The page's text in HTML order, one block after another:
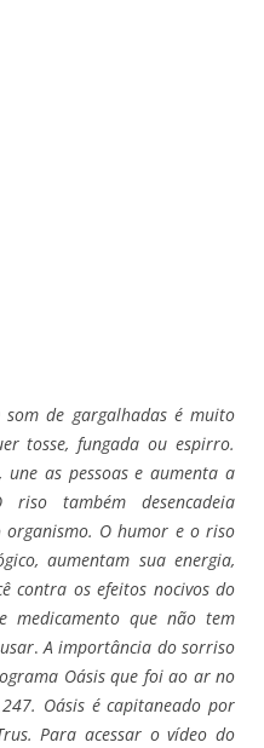
de gargalhadas é muito
tosse, fungada ou espirro.
as pessoas e aumenta a
também desencadeia
organismo. O humor e o riso
aumentam sua energia,
contra os efeitos nocivos do
medicamento que não tem
.A importância do sorriso
Oásis que foi ao ar no
Oásis é capitaneado por
Para acessar o vídeo do